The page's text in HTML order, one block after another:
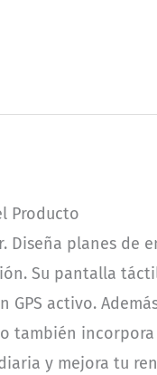
Producto
Diseña planes de
Su pantalla táctil
activo.
también incorpora
y mejora tu